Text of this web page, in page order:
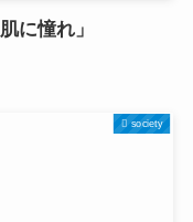
に憧れ」
society